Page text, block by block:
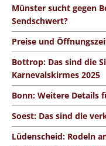
Münster sucht gegen
Sendschwert?
Preise und
Bottrop: Das sind die
Karnevalskirmes 2025
Bonn: Weitere Details
Soest: Das sind die
Lüdenscheid: Rodeln